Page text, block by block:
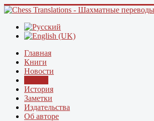
Главная
Книги
Новости
История
Заметки
Издательства
Об авторе